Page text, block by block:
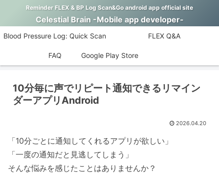
Reminder FLEX & BP Log Scan&Go android app official site
Celestial Brain -Mobile app developer-
Blood Pressure Log: Quick Scan
FAQ
FLEX Q&A
Google Play Store
10分毎に声でリピート通知できるリマイン
ダーアプリAndroid
2026.04.20
「10分ごとに通知してくれるアプリが欲しい」
「一度の通知だと見逃してしまう」
そんな悩みを感じたことはありませんか？